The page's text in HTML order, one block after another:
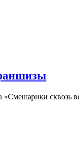
сквозь